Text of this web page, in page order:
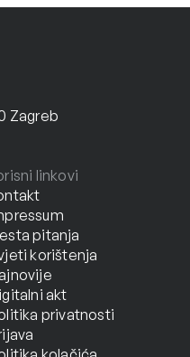
Zagreb
linkovi
pitanja
korištenja
akt
privatnosti